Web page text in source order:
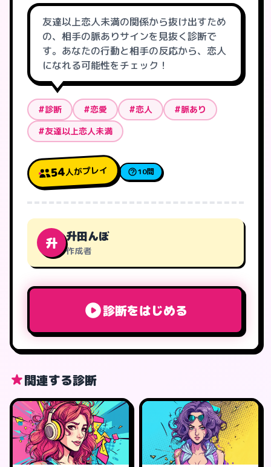
友達以上恋人未満の関係から抜け出すため
の、相手の脈ありサインを見抜く診断で
す。あなたの行動と相手の反応から、恋人
になれる可能性をチェック！
#診断 #恋愛 #恋人
#脈あり
#友達以上恋人未満
54人がプレイ 10問
升 升田んぼ
作成者
診断をはじめる
関連する診断